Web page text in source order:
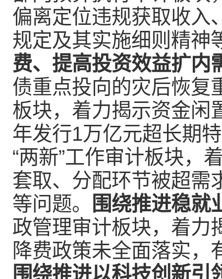
偏离定位违规获取收入
规定及其实施细则精神
费、提高投资效益扩内
债重点投向的灾后恢复
板块，着力揭示资金闲
年发行1万亿元超长期
“两新”工作审计板块，
套取、分配环节被超需
等问题。
围绕推进稳就
政管理审计板块，着力
降费政策未全面落实，
围绕推进以科技创新引